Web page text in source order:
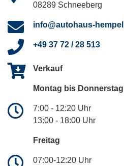
08289 Schneeberg
info@autohaus-
+49 37 72 / 28 513
Verkauf
Montag bis Donnerstag
7:00 - 12:20 Uhr
13:00 - 18:00 Uhr
Freitag
07:00-12:20 Uhr